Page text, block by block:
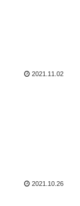
2021.11.02
2021.10.26